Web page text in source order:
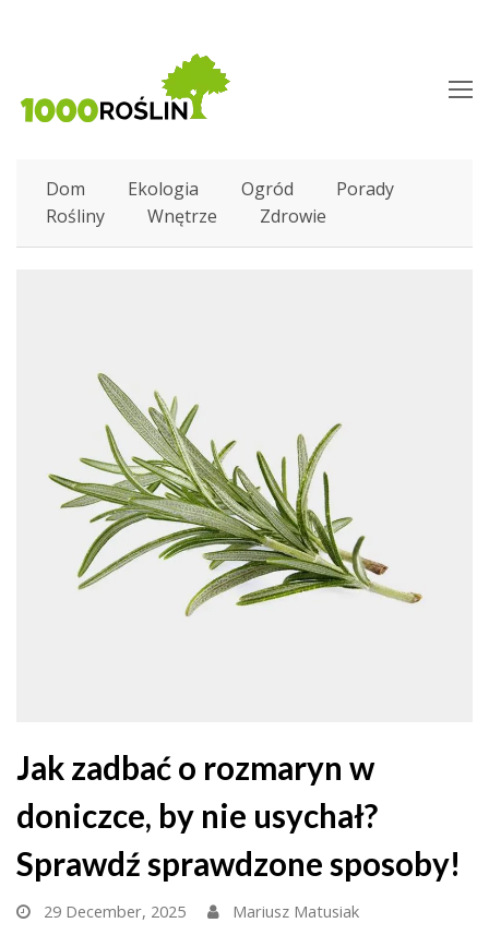
Dom Ekologia Ogród
Porady
Rośliny
Wnętrze Zdrowie
Jak zadbać o rozmaryn w
doniczce, by nie usychał?
Sprawdź sprawdzone sposoby!
29 December, 2025 Mariusz Matusiak